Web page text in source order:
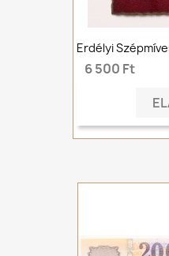
Erdélyi
6 500 Ft